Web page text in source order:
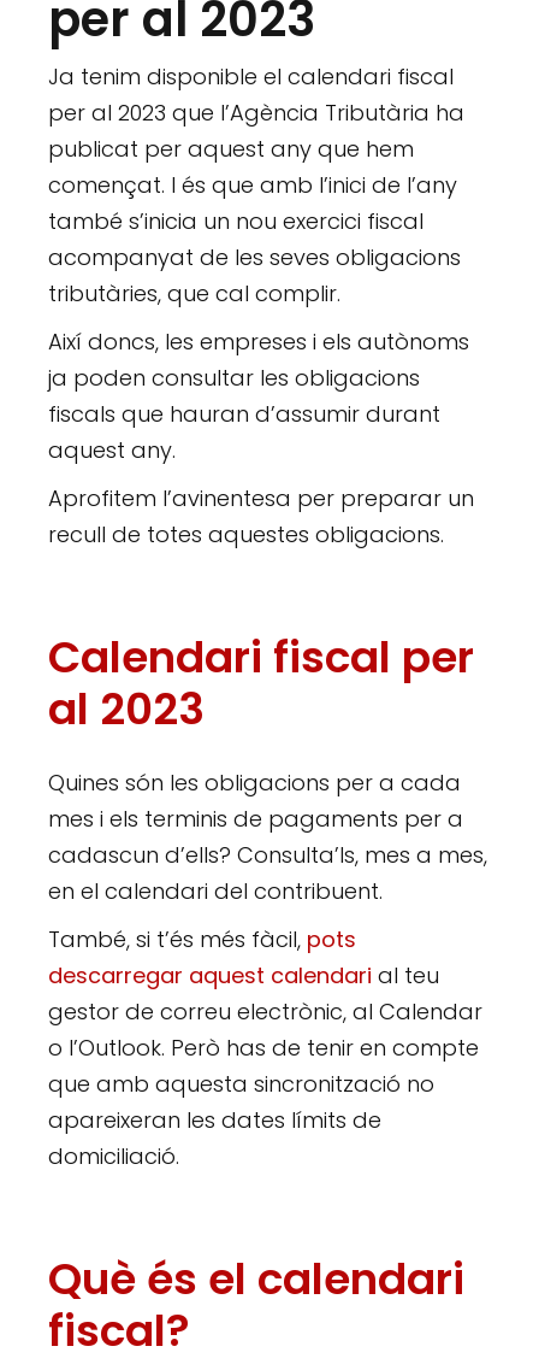
per al 2023
Ja tenim disponible el calendari fiscal
per al 2023 que l’Agència Tributària ha
publicat per aquest any que hem
començat. I és que amb l’inici de l’any
també s’inicia un nou exercici fiscal
acompanyat de les seves obligacions
tributàries, que cal complir.
Així doncs, les empreses i els autònoms
ja poden consultar les obligacions
fiscals que hauran d’assumir durant
aquest any.
Aprofitem l’avinentesa per preparar un
recull de totes aquestes obligacions.
Calendari fiscal per
al 2023
Quines són les obligacions per a cada
mes i els terminis de pagaments per a
cadascun d’ells? Consulta’ls, mes a mes,
en el calendari del contribuent.
També, si t’és més fàcil, pots
descarregar aquest calendari al teu
gestor de correu electrònic, al Calendar
o l’Outlook. Però has de tenir en compte
que amb aquesta sincronització no
apareixeran les dates límits de
domiciliació.
Què és el calendari
fiscal?